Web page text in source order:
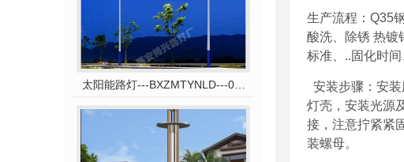
太阳能路灯---BXZMTYNLD---031
生产流程：Q35
酸洗、除锈 热镀
标准、..固化时
安装步骤：安
灯壳，安装光源
接，注意拧紧紧
装螺母。